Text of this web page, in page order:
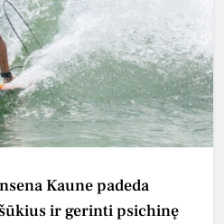
Kaune padeda
ir gerinti psichinę